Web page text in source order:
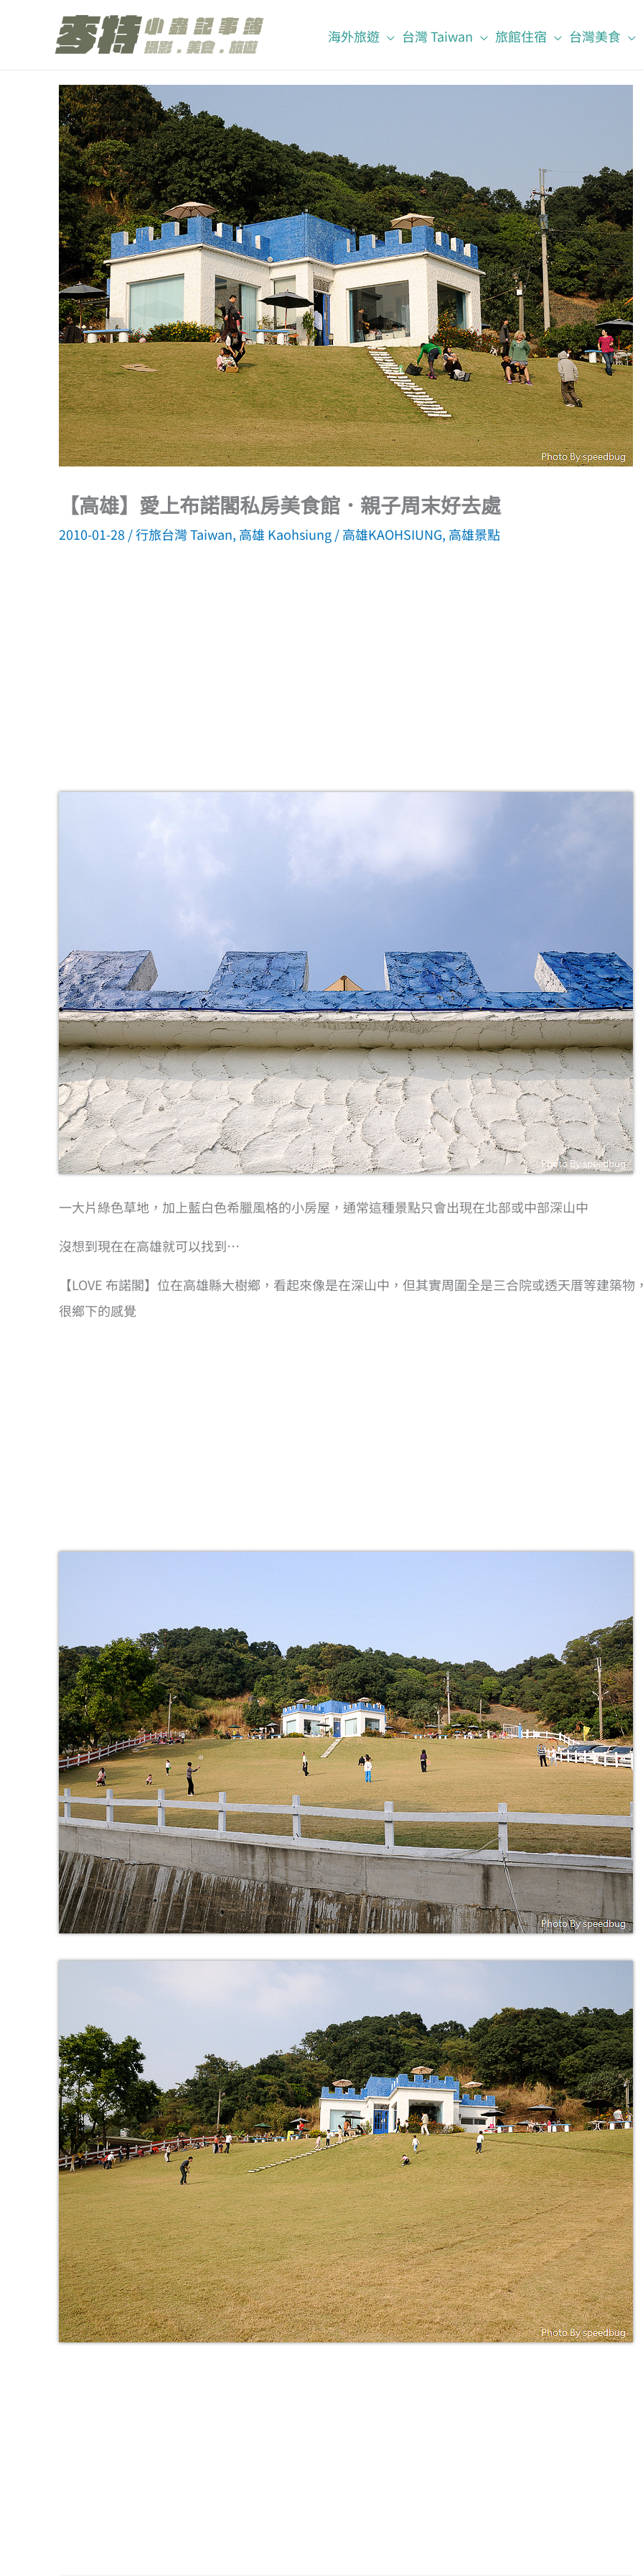
海外旅遊 台灣 Taiwan 旅館住宿 台灣美食
【高雄】愛上布諾閣私房美食館．親子周末好去處
2010-01-28/行旅台灣 Taiwan, 高雄 Kaohsiung/高雄KAOHSIUNG, 高雄景點
一大片綠色草地，加上藍白色希臘風格的小房屋，通常這種景點只會出現在北部或中部深山中
沒想到現在在高雄就可以找到…
【LOVE 布諾閣】位在高雄縣大樹鄉，看起來像是在深山中，但其實周圍全是三合院或透天厝等建築物
很鄉下的感覺